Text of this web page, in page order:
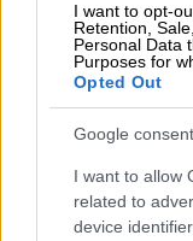
I want to opt-
Retention,
Personal Data
Purposes for
Opted Out
Google
I want to allow
related to
device
τυχεροί
Τζόκερ το 20.
Οι κληρώσεις
Κυριακήστις